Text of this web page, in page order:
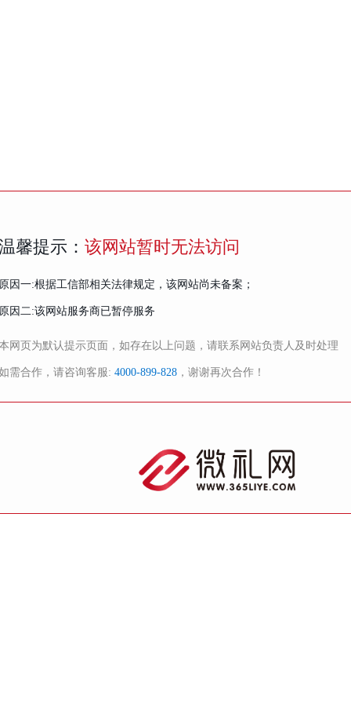
馨提示： 该网站暂时无法访问
因一:根据工信部相关法律规定，该网站尚未备案；
因二:该网站服务商已暂停服务
网页为默认提示页面，如存在以上问题，请联系网站负责人及时处理
需合作，请咨询客服: 4000-899-828 ，谢谢再次合作！